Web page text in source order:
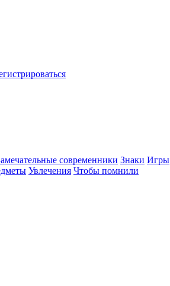
современники Знаки Игры
Увлечения Чтобы помнили